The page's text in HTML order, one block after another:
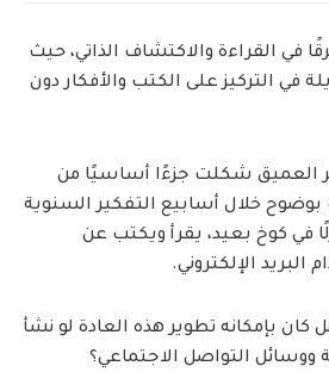
القراءة والاكتشاف الذاتي، حيث
التركيز على الكتب والأفكار دون
العميق شكلت جزءًا أساسيًا من
بوضوح خلال أسابيع التفكير السنوية
في كوخ بعيد، يقرأ ويكتب عن
الإلكتروني.
بإمكانه تطوير هذه العادة لو نشأ
ووسائل التواصل الاجتماعي؟